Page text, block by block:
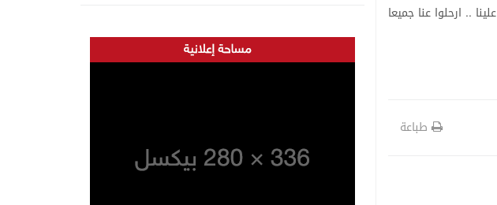
علينا .. ارحلوا عنا جميعا
طباعة